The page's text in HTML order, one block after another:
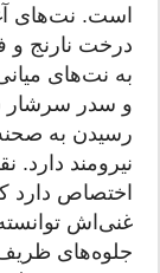
است. نت‌های
درخت نارنج و
به نت‌های
و سدر سرشار
رسیدن به
نیرومند
اختصاص دارد
غنی‌اش
جلوه‌های ظریف